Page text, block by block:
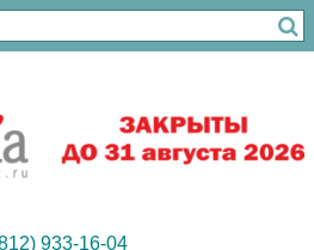
933-16-04